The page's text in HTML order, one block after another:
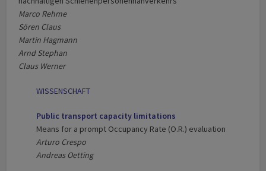
Marco Rehme
Sören Claus
Martin Hagmann
Arnd Stephan
Claus Werner
WISSENSCHAFT
Public transport capacity limitations
Means for a prompt Occupancy Rate (O.R.) evaluation
Arturo Crespo
Andreas Oetting